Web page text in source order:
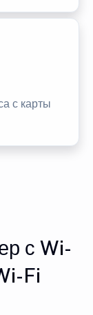
с карты
с Wi-
Fi